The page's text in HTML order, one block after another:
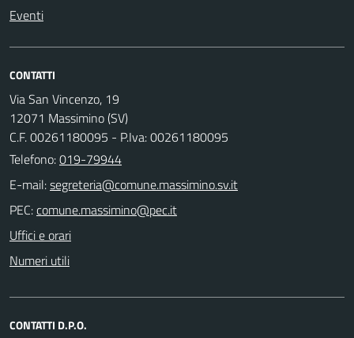
Eventi
CONTATTI
Via San Vincenzo, 19
12071 Massimino (SV)
C.F. 00261180095 - P.Iva: 00261180095
Telefono:019-79944
E-mail:
PEC:
Uffici e orari
Numeri utili
CONTATTI D.P.O.